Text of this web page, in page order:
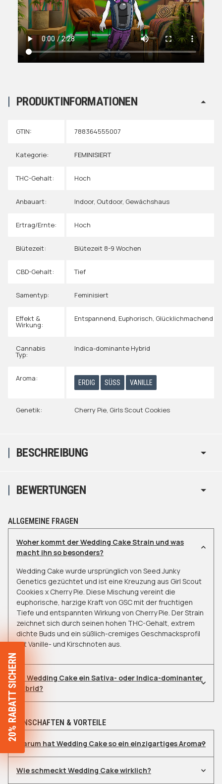
PRODUKTINFORMATIONEN
GTIN: 788364555007
Kategorie: FEMINISIERT
THC-Gehalt: Hoch
Anbauart: Indoor, Outdoor, Gewächshaus
Ertrag/Ernte: Hoch
Blütezeit: Blütezeit 8-9 Wochen
CBD-Gehalt: Tief
Samentyp: Feminisiert
Effekt &
Wirkung:
Entspannend, Euphorisch, Glücklichmachend
Cannabis
Typ:
Indica-dominante Hybrid
Aroma: ERDIG SÜSS VANILLE
Genetik: Cherry Pie, Girls Scout Cookies
BESCHREIBUNG
BEWERTUNGEN
ALLGEMEINE FRAGEN
Woher kommt der Wedding Cake Strain und was
macht ihn so besonders?
Wedding Cake wurde ursprünglich von Seed Junky
Genetics gezüchtet und ist eine Kreuzung aus Girl Scout
Cookies x Cherry Pie. Diese Mischung vereint die
euphorische, harzige Kraft von GSC mit der fruchtigen
Tiefe und entspannten Wirkung von Cherry Pie. Der Strain
zeichnet sich durch seinen hohen THC-Gehalt, extrem
dichte Buds und ein süßlich-cremiges Geschmacksprofil
mit Vanille- und Kirschnoten aus.
Ist Wedding Cake ein Sativa- oder Indica-dominanter
Hybrid?
EIGENSCHAFTEN & VORTEILE
Warum hat Wedding Cake so ein einzigartiges Aroma?
Wie schmeckt Wedding Cake wirklich?
SIE ERHALTEN
20% RABATTAUF
PREMIUM SEEDS!
JA, BITTE!
Diesmal nicht